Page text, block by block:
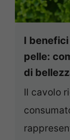
I
pelle:
di
Il cavolo